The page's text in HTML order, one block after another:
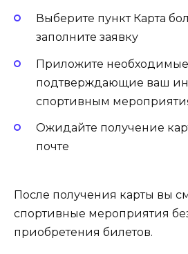
Выберите пункт Карта
заполните заявку
Приложите
подтверждающие ваш
спортивным
Ожидайте получение
почте
После получения карты вы
спортивные мероприятия
приобретения билетов.